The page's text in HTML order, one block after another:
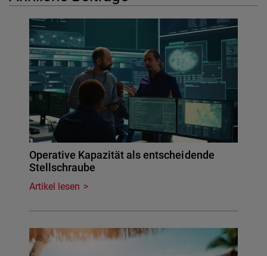
Operative Kapazität als entscheidende
Stellschraube
Artikel lesen